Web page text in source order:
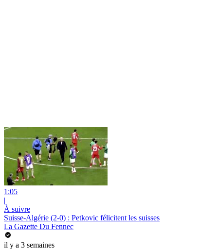
1:05
|
À suivre
Suisse-Algérie (2-0) : Petkovic félicitent les suisses
La Gazette Du Fennec
il y a 3 semaines